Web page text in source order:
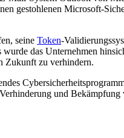
gestohlenen Microsoft-
seine Token-
das Unternehmen
Zukunft zu verhindern.
und Bekämpfung